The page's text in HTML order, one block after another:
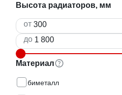
Высота радиаторов, мм
от
до
Материал
биметалл